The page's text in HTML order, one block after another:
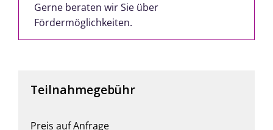
Gerne beraten wir Sie über
Fördermöglichkeiten.
Teilnahmegebühr
Preis auf Anfrage